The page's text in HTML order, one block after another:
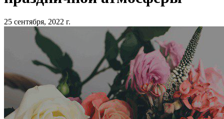
25 сентября, 2022 г.